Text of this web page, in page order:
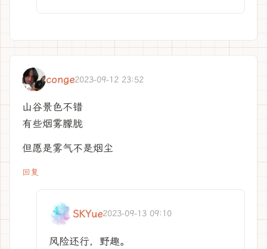
conge2023-09-12 23:52
山谷景色不错
有些烟雾朦胧
但愿是雾气不是烟尘
回复
SKYue2023-09-13 09:10
风险还行，野趣。